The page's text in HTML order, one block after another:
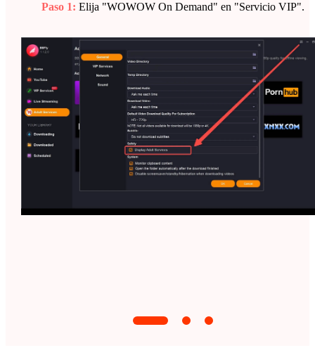
Paso 1: Elija "WOWOW On Demand" en "Servicio VIP".